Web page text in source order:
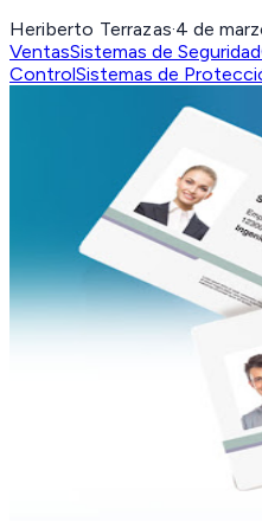
Heriberto Terrazas·4 de
VentasSistemas de Seguridad
ControlSistemas de